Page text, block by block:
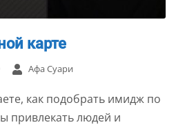
карте
Афа Суари
как подобрать имидж по
привлекать людей и